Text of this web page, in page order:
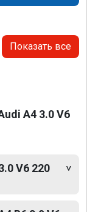
Показать все
A4 3.0 V6
V6 220